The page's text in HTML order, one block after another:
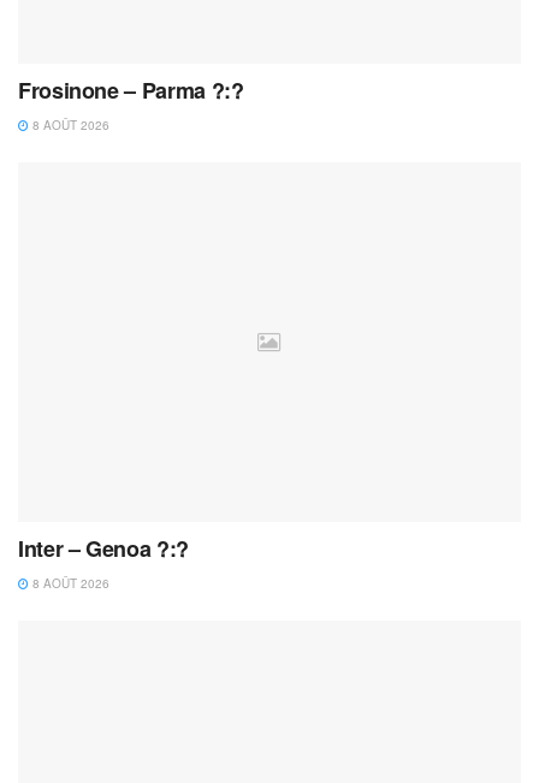
Frosinone – Parma ?:?
8 AOÛT 2026
Inter – Genoa ?:?
8 AOÛT 2026